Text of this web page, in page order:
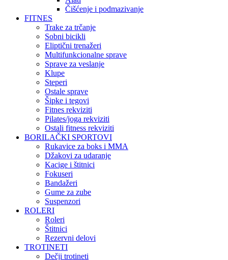
Čišćenje i podmazivanje
FITNES
Trake za trčanje
Sobni bicikli
Eliptični trenažeri
Multifunkcionalne sprave
Sprave za veslanje
Klupe
Steperi
Ostale sprave
Šipke i tegovi
Fitnes rekviziti
Pilates/joga rekviziti
Ostali fitness rekviziti
BORILAČKI SPORTOVI
Rukavice za boks i MMA
Džakovi za udaranje
Kacige i štitnici
Fokuseri
Bandažeri
Gume za zube
Suspenzori
ROLERI
Roleri
Štitnici
Rezervni delovi
TROTINETI
Dečji trotineti